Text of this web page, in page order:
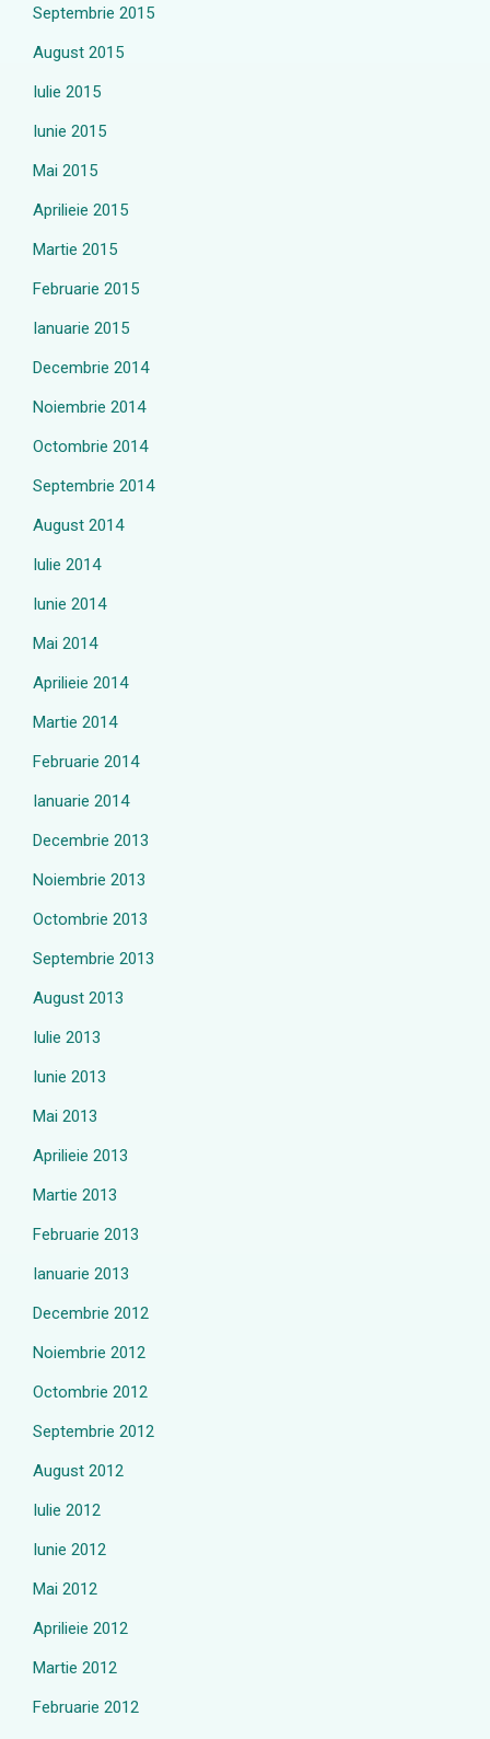
Septembrie 2015
August 2015
Iulie 2015
Iunie 2015
Mai 2015
Aprilieie 2015
Martie 2015
Februarie 2015
Ianuarie 2015
Decembrie 2014
Noiembrie 2014
Octombrie 2014
Septembrie 2014
August 2014
Iulie 2014
Iunie 2014
Mai 2014
Aprilieie 2014
Martie 2014
Februarie 2014
Ianuarie 2014
Decembrie 2013
Noiembrie 2013
Octombrie 2013
Septembrie 2013
August 2013
Iulie 2013
Iunie 2013
Mai 2013
Aprilieie 2013
Martie 2013
Februarie 2013
Ianuarie 2013
Decembrie 2012
Noiembrie 2012
Octombrie 2012
Septembrie 2012
August 2012
Iulie 2012
Iunie 2012
Mai 2012
Aprilieie 2012
Martie 2012
Februarie 2012